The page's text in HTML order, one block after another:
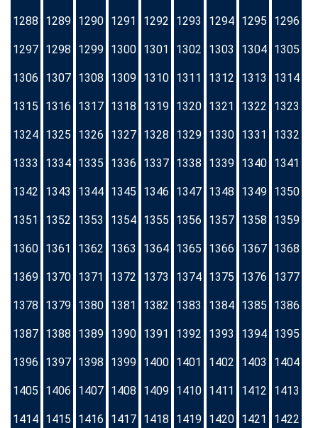
1288 1289 1290 1291 1292 1293 1294 1295 1296
1297 1298 1299 1300 1301 1302 1303 1304 1305
1306 1307 1308 1309 1310 1311 1312 1313 1314
1315 1316 1317 1318 1319 1320 1321 1322 1323
1324 1325 1326 1327 1328 1329 1330 1331 1332
1333 1334 1335 1336 1337 1338 1339 1340 1341
1342 1343 1344 1345 1346 1347 1348 1349 1350
1351 1352 1353 1354 1355 1356 1357 1358 1359
1360 1361 1362 1363 1364 1365 1366 1367 1368
1369 1370 1371 1372 1373 1374 1375 1376 1377
1378 1379 1380 1381 1382 1383 1384 1385 1386
1387 1388 1389 1390 1391 1392 1393 1394 1395
1396 1397 1398 1399 1400 1401 1402 1403 1404
1405 1406 1407 1408 1409 1410 1411 1412 1413
1414 1415 1416 1417 1418 1419 1420 1421 1422